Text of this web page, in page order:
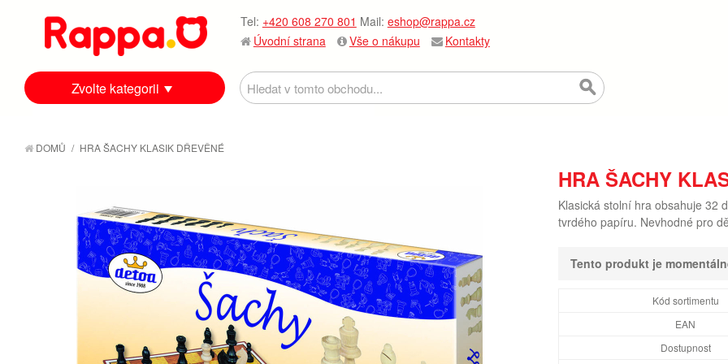
Tel: +420 608 270 801 Mail: eshop@rappa.cz
Úvodní strana
Vše o nákupu Kontakty
Zvolte kategorii
DOMŮ / HRA ŠACHY KLASIK DŘEVĚNÉ
HRA ŠACHY
Klasická stolní hra obsahuje 32
tvrdého papíru. Nevhodné pro
Tento produkt je
Kód sortimentu
EAN
Dostupnost